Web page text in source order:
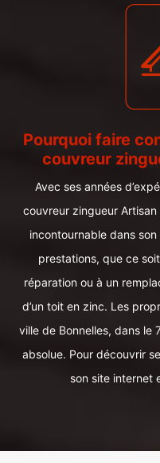
Pourquoi faire
couvreur
Avec ses années
couvreur zingueur
incontournable dans
prestations, que ce
réparation ou à un
d’un toit en zinc. Les
ville de Bonnelles, dans
absolue. Pour découvrir
son site internet